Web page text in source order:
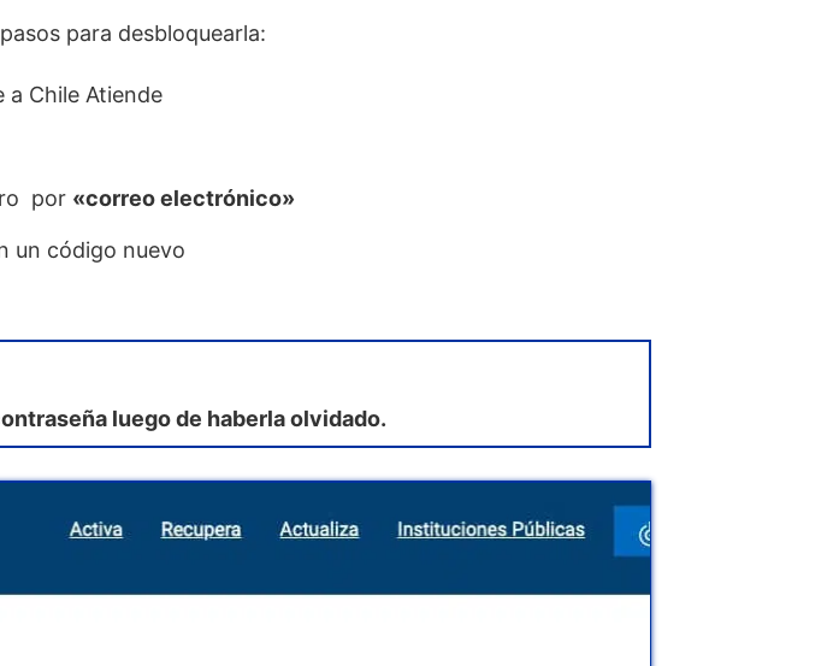
para desbloquearla:
Chile Atiende
por «correo electrónico»
un código nuevo
luego de haberla olvidado.